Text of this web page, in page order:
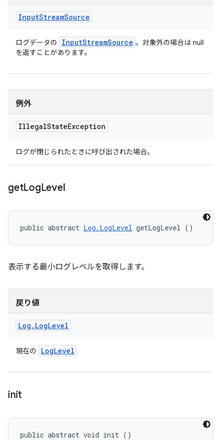
InputStreamSource
ログデータの InputStreamSource 。対象外の場合は null
を返すことがあります。
例外
IllegalStateException
ログが閉じられたときに呼び出された場合。
getLogLevel
public abstract Log.LogLevel getLogLevel ()
表示する最小ログレベルを取得します。
戻り値
Log . LogLevel
現在の LogLevel
init
public abstract void init ()